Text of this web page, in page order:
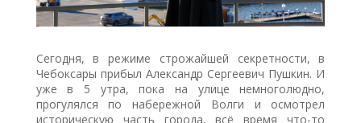
Сегодня, в режиме строжайшей секретности, в
Чебоксары прибыл Александр Сергеевич Пушкин. И
уже в 5 утра, пока на улице немноголюдно,
прогулялся по набережной Волги и осмотрел
историческую часть города, всё время что-то